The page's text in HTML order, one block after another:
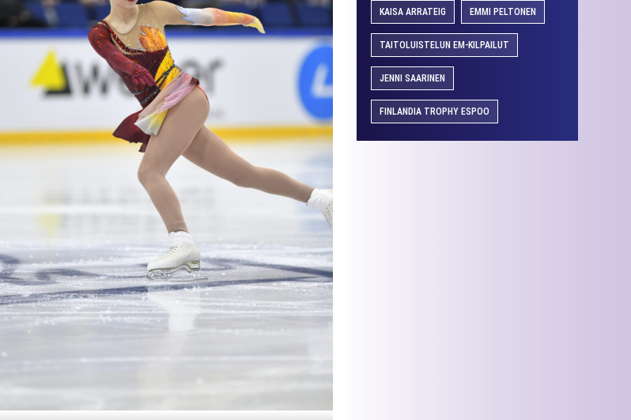
KAISA ARRATEIG EMMI PELTONEN
TAITOLUISTELUN EM-KILPAILUT
JENNI SAARINEN
FINLANDIA TROPHY ESPOO